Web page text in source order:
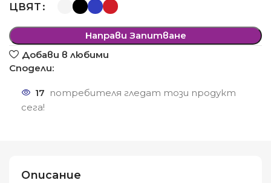
ЦВЯТ
Направи Запитване
Добави в любими
Сподели:
17 потребителя гледат този продукт
сега!
Описание